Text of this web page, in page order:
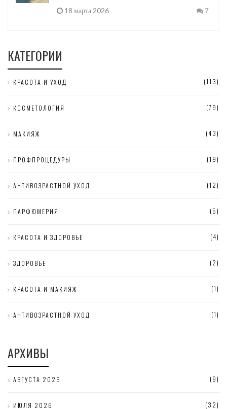
18 марта 2026 7
КАТЕГОРИИ
КРАСОТА И УХОД (113)
КОСМЕТОЛОГИЯ (79)
МАКИЯЖ (43)
ПРОФПРОЦЕДУРЫ (19)
АНТИВОЗРАСТНОЙ УХОД (12)
ПАРФЮМЕРИЯ (5)
КРАСОТА И ЗДОРОВЬЕ (4)
ЗДОРОВЬЕ (2)
КРАСОТА И МАКИЯЖ (1)
АНТИВОЗРАСТНОЙ УХОД (1)
АРХИВЫ
АВГУСТА 2026 (9)
ИЮЛЯ 2026 (32)